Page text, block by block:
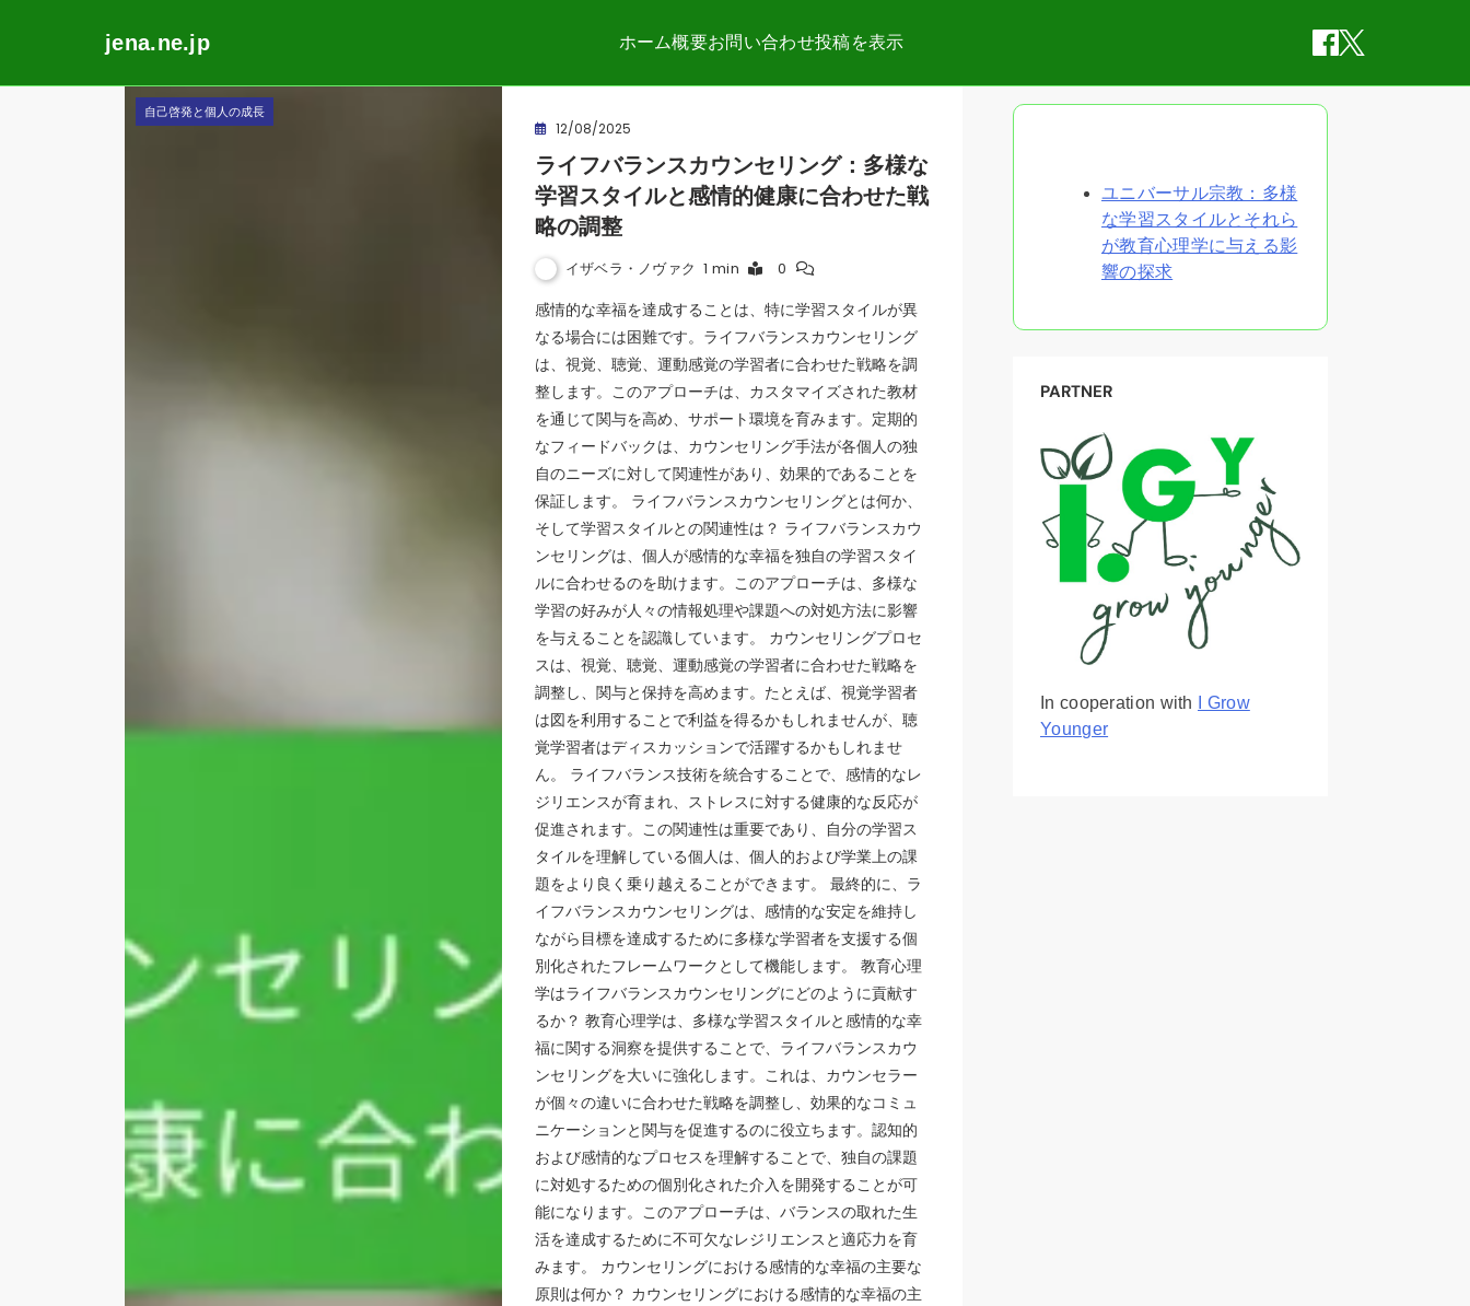
jena.ne.jp ホーム概要お問い合わせ投稿を表示
自己啓発と個人の成長
12/08/2025
ライフバランスカウンセリング：多様な
学習スタイルと感情的健康に合わせた戦
略の調整
イザベラ・ノヴァク 1 min 0
感情的な幸福を達成することは、特に学習スタイルが異
なる場合には困難です。ライフバランスカウンセリング
は、視覚、聴覚、運動感覚の学習者に合わせた戦略を調
整します。このアプローチは、カスタマイズされた教材
を通じて関与を高め、サポート環境を育みます。定期的
なフィードバックは、カウンセリング手法が各個人の独
自のニーズに対して関連性があり、効果的であることを
保証します。 ライフバランスカウンセリングとは何か、
そして学習スタイルとの関連性は？ ライフバランスカウ
ンセリングは、個人が感情的な幸福を独自の学習スタイ
ルに合わせるのを助けます。このアプローチは、多様な
学習の好みが人々の情報処理や課題への対処方法に影響
を与えることを認識しています。 カウンセリングプロセ
スは、視覚、聴覚、運動感覚の学習者に合わせた戦略を
調整し、関与と保持を高めます。たとえば、視覚学習者
は図を利用することで利益を得るかもしれませんが、聴
覚学習者はディスカッションで活躍するかもしれませ
ん。 ライフバランス技術を統合することで、感情的なレ
ジリエンスが育まれ、ストレスに対する健康的な反応が
促進されます。この関連性は重要であり、自分の学習ス
タイルを理解している個人は、個人的および学業上の課
題をより良く乗り越えることができます。 最終的に、ラ
イフバランスカウンセリングは、感情的な安定を維持し
ながら目標を達成するために多様な学習者を支援する個
別化されたフレームワークとして機能します。 教育心理
学はライフバランスカウンセリングにどのように貢献す
るか？ 教育心理学は、多様な学習スタイルと感情的な幸
福に関する洞察を提供することで、ライフバランスカウ
ンセリングを大いに強化します。これは、カウンセラー
が個々の違いに合わせた戦略を調整し、効果的なコミュ
ニケーションと関与を促進するのに役立ちます。認知的
および感情的なプロセスを理解することで、独自の課題
に対処するための個別化された介入を開発することが可
能になります。このアプローチは、バランスの取れた生
活を達成するために不可欠なレジリエンスと適応力を育
みます。 カウンセリングにおける感情的な幸福の主要な
原則は何か？ カウンセリングにおける感情的な幸福の主
ユニバーサル宗教：多様
な学習スタイルとそれら
が教育心理学に与える影
響の探求
PARTNER
In cooperation with
I Grow
Younger